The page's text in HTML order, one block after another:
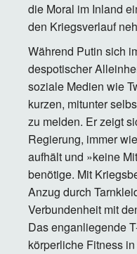
die Moral im Inland
den Kriegsverlauf
Während Putin sich
despotischer
soziale Medien wie
kurzen, mitunter
zu melden. Er zeigt
Regierung, immer
aufhält und »keine
benötige. Mit
Anzug durch
Verbundenheit mit
Das enganliegende
körperliche Fitness